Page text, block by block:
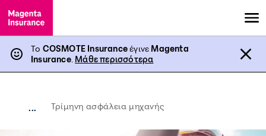
Το COSMOTE InsuranceέγινεMagenta
Insurance. Μάθε περισσότερα
... Τρίμηνη ασφάλεια μηχανής